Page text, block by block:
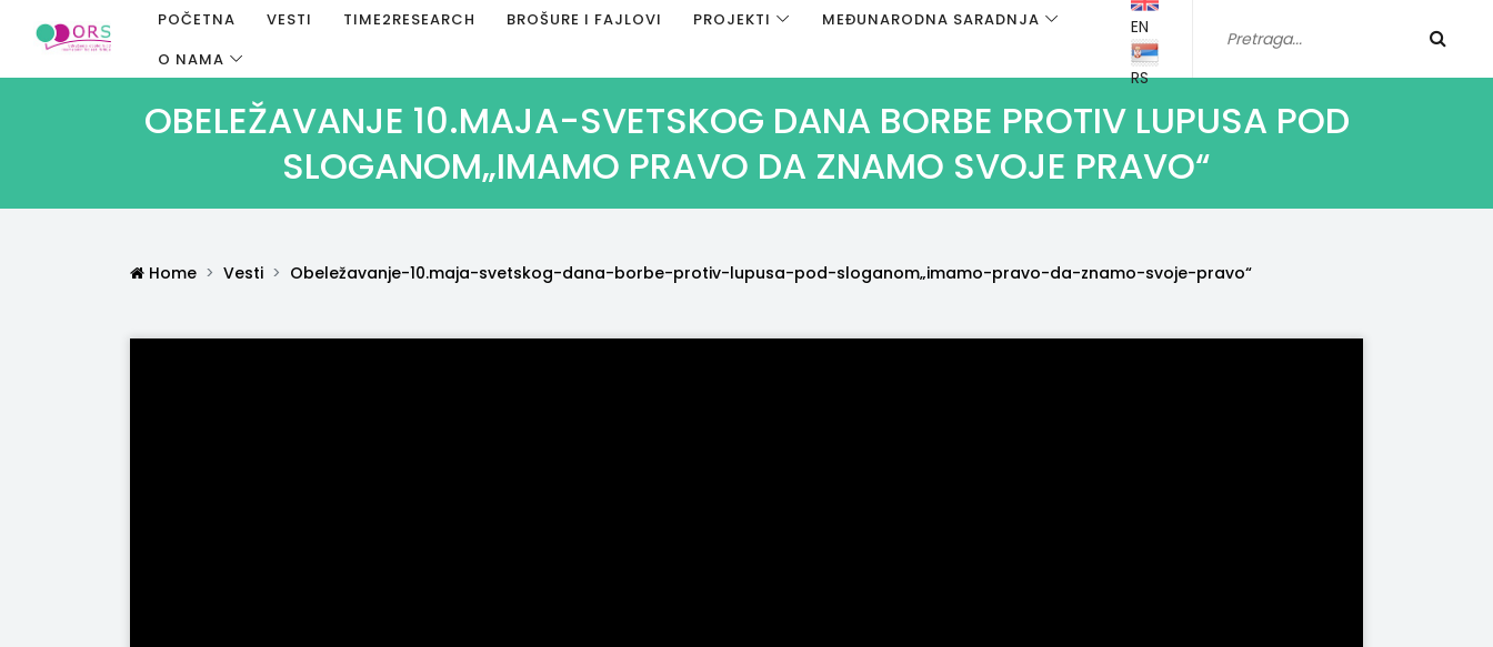
POČETNA VESTI TIME2RESEARCH BROŠURE I FAJLOVI PROJEKTI
MEĐUNARODNA SARADNJA
O NAMA
EN
RS
OBELEŽAVANJE 10.MAJA-SVETSKOG DANA BORBE PROTIV LUPUSA POD
SLOGANOM„IMAMO PRAVO DA ZNAMO SVOJE PRAVO“
Home Vesti Obeležavanje-10.maja-svetskog-dana-borbe-protiv-lupusa-pod-sloganom„imamo-pravo-da-znamo-svoje-pravo“